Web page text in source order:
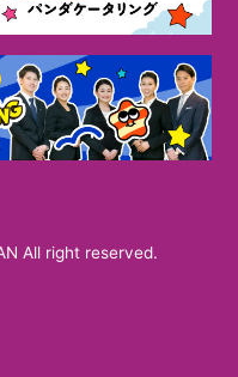
All right reserved.